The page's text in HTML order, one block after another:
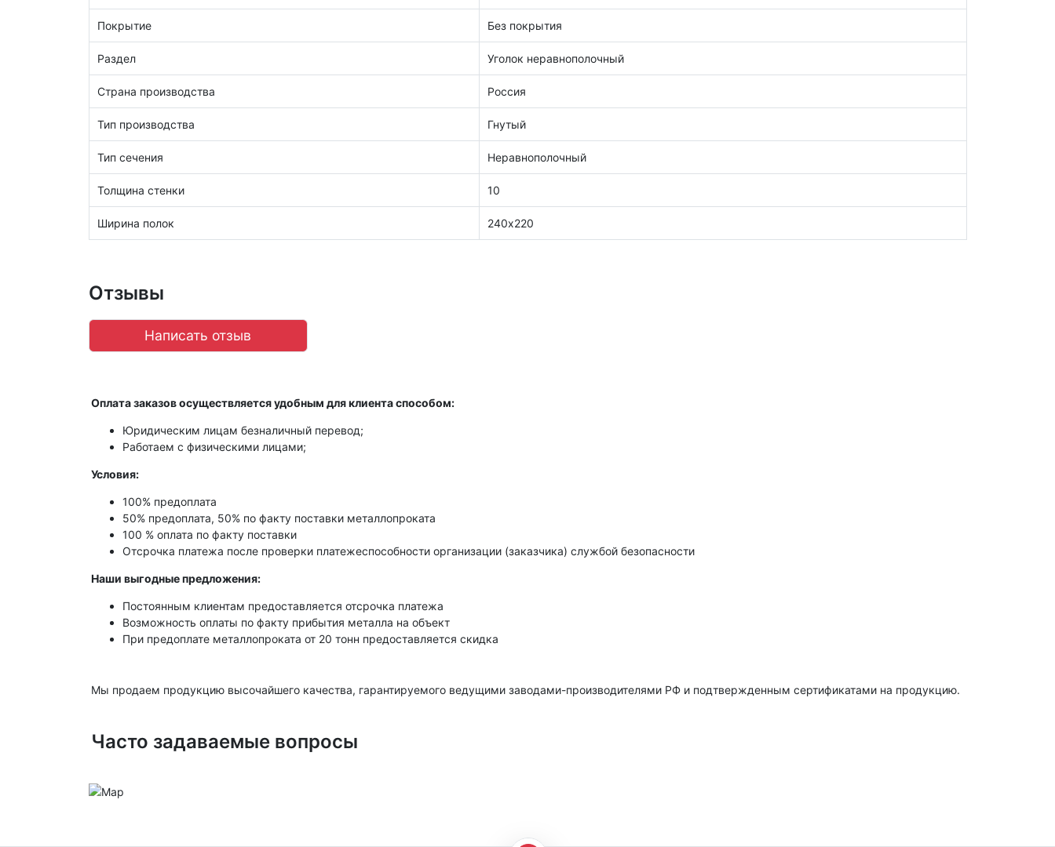
Покрытие Без покрытия
Раздел Уголок неравнополочный
Страна производства Россия
Тип производства Гнутый
Тип сечения Неравнополочный
Толщина стенки 10
Ширина полок 240х220
Отзывы
Написать отзыв
Оплата заказов осуществляется удобным для клиента способом:
Юридическим лицам безналичный перевод;
Работаем с физическими лицами;
Условия:
100% предоплата
50% предоплата, 50% по факту поставки металлопроката
100 % оплата по факту поставки
Отсрочка платежа после проверки платежеспособности организации (заказчика) службой безопасности
Наши выгодные предложения:
Постоянным клиентам предоставляется отсрочка платежа
Возможность оплаты по факту прибытия металла на объект
При предоплате металлопроката от 20 тонн предоставляется скидка
Мы продаем продукцию высочайшего качества, гарантируемого ведущими заводами-производителями РФ и подтвержденным сертификатами на продукцию.
Часто задаваемые вопросы